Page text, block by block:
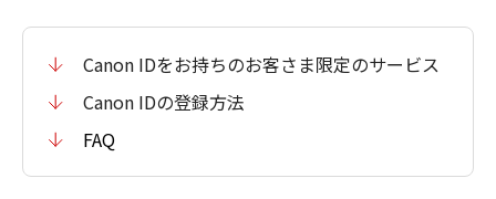
Canon IDをお持ちのお客さま限定のサービス
Canon IDの登録方法
FAQ